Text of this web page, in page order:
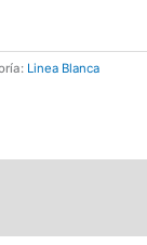
Linea Blanca